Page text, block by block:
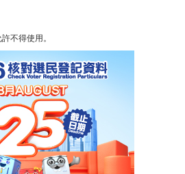
不得使用。